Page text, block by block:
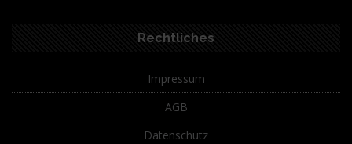
Rechtliches
Impressum
AGB
Datenschutz